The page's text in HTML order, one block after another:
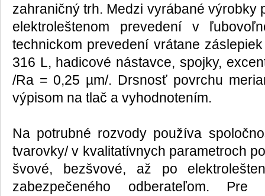
zahraničný trh. Medzi vyrábané výrobky
elektroleštenom prevedení v
technickom prevedení vrátane
316 L, hadicové nástavce, spojky,
/Ra = 0,25 µm/. Drsnosť povrchu
výpisom na tlač a vyhodnotením.
Na potrubné rozvody používa
tvarovky/ v kvalitatívnych parametroch
švové, bezšvové, až po
zabezpečeného odberateľom.